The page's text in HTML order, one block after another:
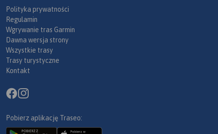
Polityka prywatności
Regulamin
Wgrywanie tras Garmin
Dawna wersja strony
Wszystkie trasy
Trasy turystyczne
Kontakt
Pobierz aplikację Traseo: